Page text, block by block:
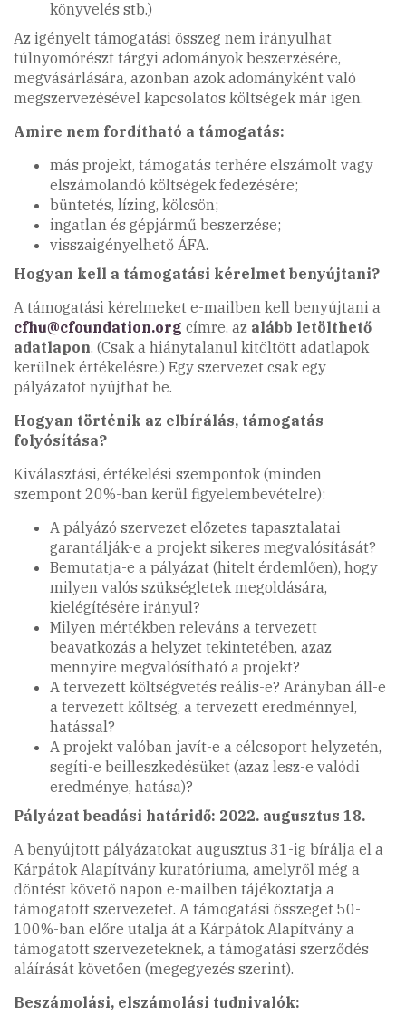
könyvelés stb.)
Az igényelt támogatási összeg nem irányulhat
túlnyomórészt tárgyi adományok beszerzésére,
megvásárlására, azonban azok adományként való
megszervezésével kapcsolatos költségek már igen.
Amire nem fordítható a támogatás:
más projekt, támogatás terhére elszámolt vagy
elszámolandó költségek fedezésére;
büntetés, lízing, kölcsön;
ingatlan és gépjármű beszerzése;
visszaigényelhető ÁFA.
Hogyan kell a támogatási kérelmet benyújtani?
A támogatási kérelmeket e-mailben kell benyújtani a
cfhu@cfoundation.org címre, az alább letölthető
adatlapon. (Csak a hiánytalanul kitöltött adatlapok
kerülnek értékelésre.) Egy szervezet csak egy
pályázatot nyújthat be.
Hogyan történik az elbírálás, támogatás
folyósítása?
Kiválasztási, értékelési szempontok (minden
szempont 20%-ban kerül figyelembevételre):
A pályázó szervezet előzetes tapasztalatai
garantálják-e a projekt sikeres megvalósítását?
Bemutatja-e a pályázat (hitelt érdemlően), hogy
milyen valós szükségletek megoldására,
kielégítésére irányul?
Milyen mértékben releváns a tervezett
beavatkozás a helyzet tekintetében, azaz
mennyire megvalósítható a projekt?
A tervezett költségvetés reális-e? Arányban áll-e
a tervezett költség, a tervezett eredménnyel,
hatással?
A projekt valóban javít-e a célcsoport helyzetén,
segíti-e beilleszkedésüket (azaz lesz-e valódi
eredménye, hatása)?
Pályázat beadási határidő: 2022. augusztus 18.
A benyújtott pályázatokat augusztus 31-ig bírálja el a
Kárpátok Alapítvány kuratóriuma, amelyről még a
döntést követő napon e-mailben tájékoztatja a
támogatott szervezetet. A támogatási összeget 50-
100%-ban előre utalja át a Kárpátok Alapítvány a
támogatott szervezeteknek, a támogatási szerződés
aláírását követően (megegyezés szerint).
Beszámolási, elszámolási tudnivalók: